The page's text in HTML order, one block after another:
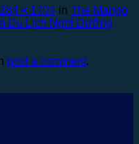
× 1704 in The Mango
Du Lịch Nghỉ Dưỡng
post a comment.